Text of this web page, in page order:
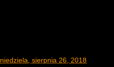
niedziela, sierpnia 26, 2018